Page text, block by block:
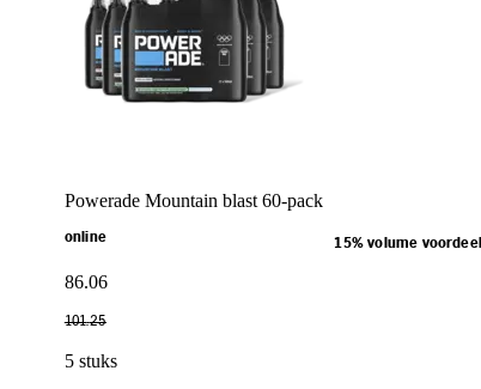
Powerade Mountain blast 60-pack
online 15% volume voordeel
86.06
101.25
5 stuks